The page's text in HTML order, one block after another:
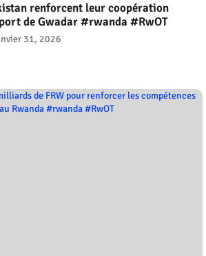
renforcent leur coopération
de Gwadar #rwanda #RwOT
31, 2026